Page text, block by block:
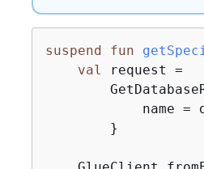
suspend fun
val request =
name =
        }